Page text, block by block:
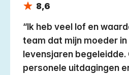
8,6
Ik heb veel lof en
team dat mijn moeder
levensjaren begeleidde.
personele uitdagingen